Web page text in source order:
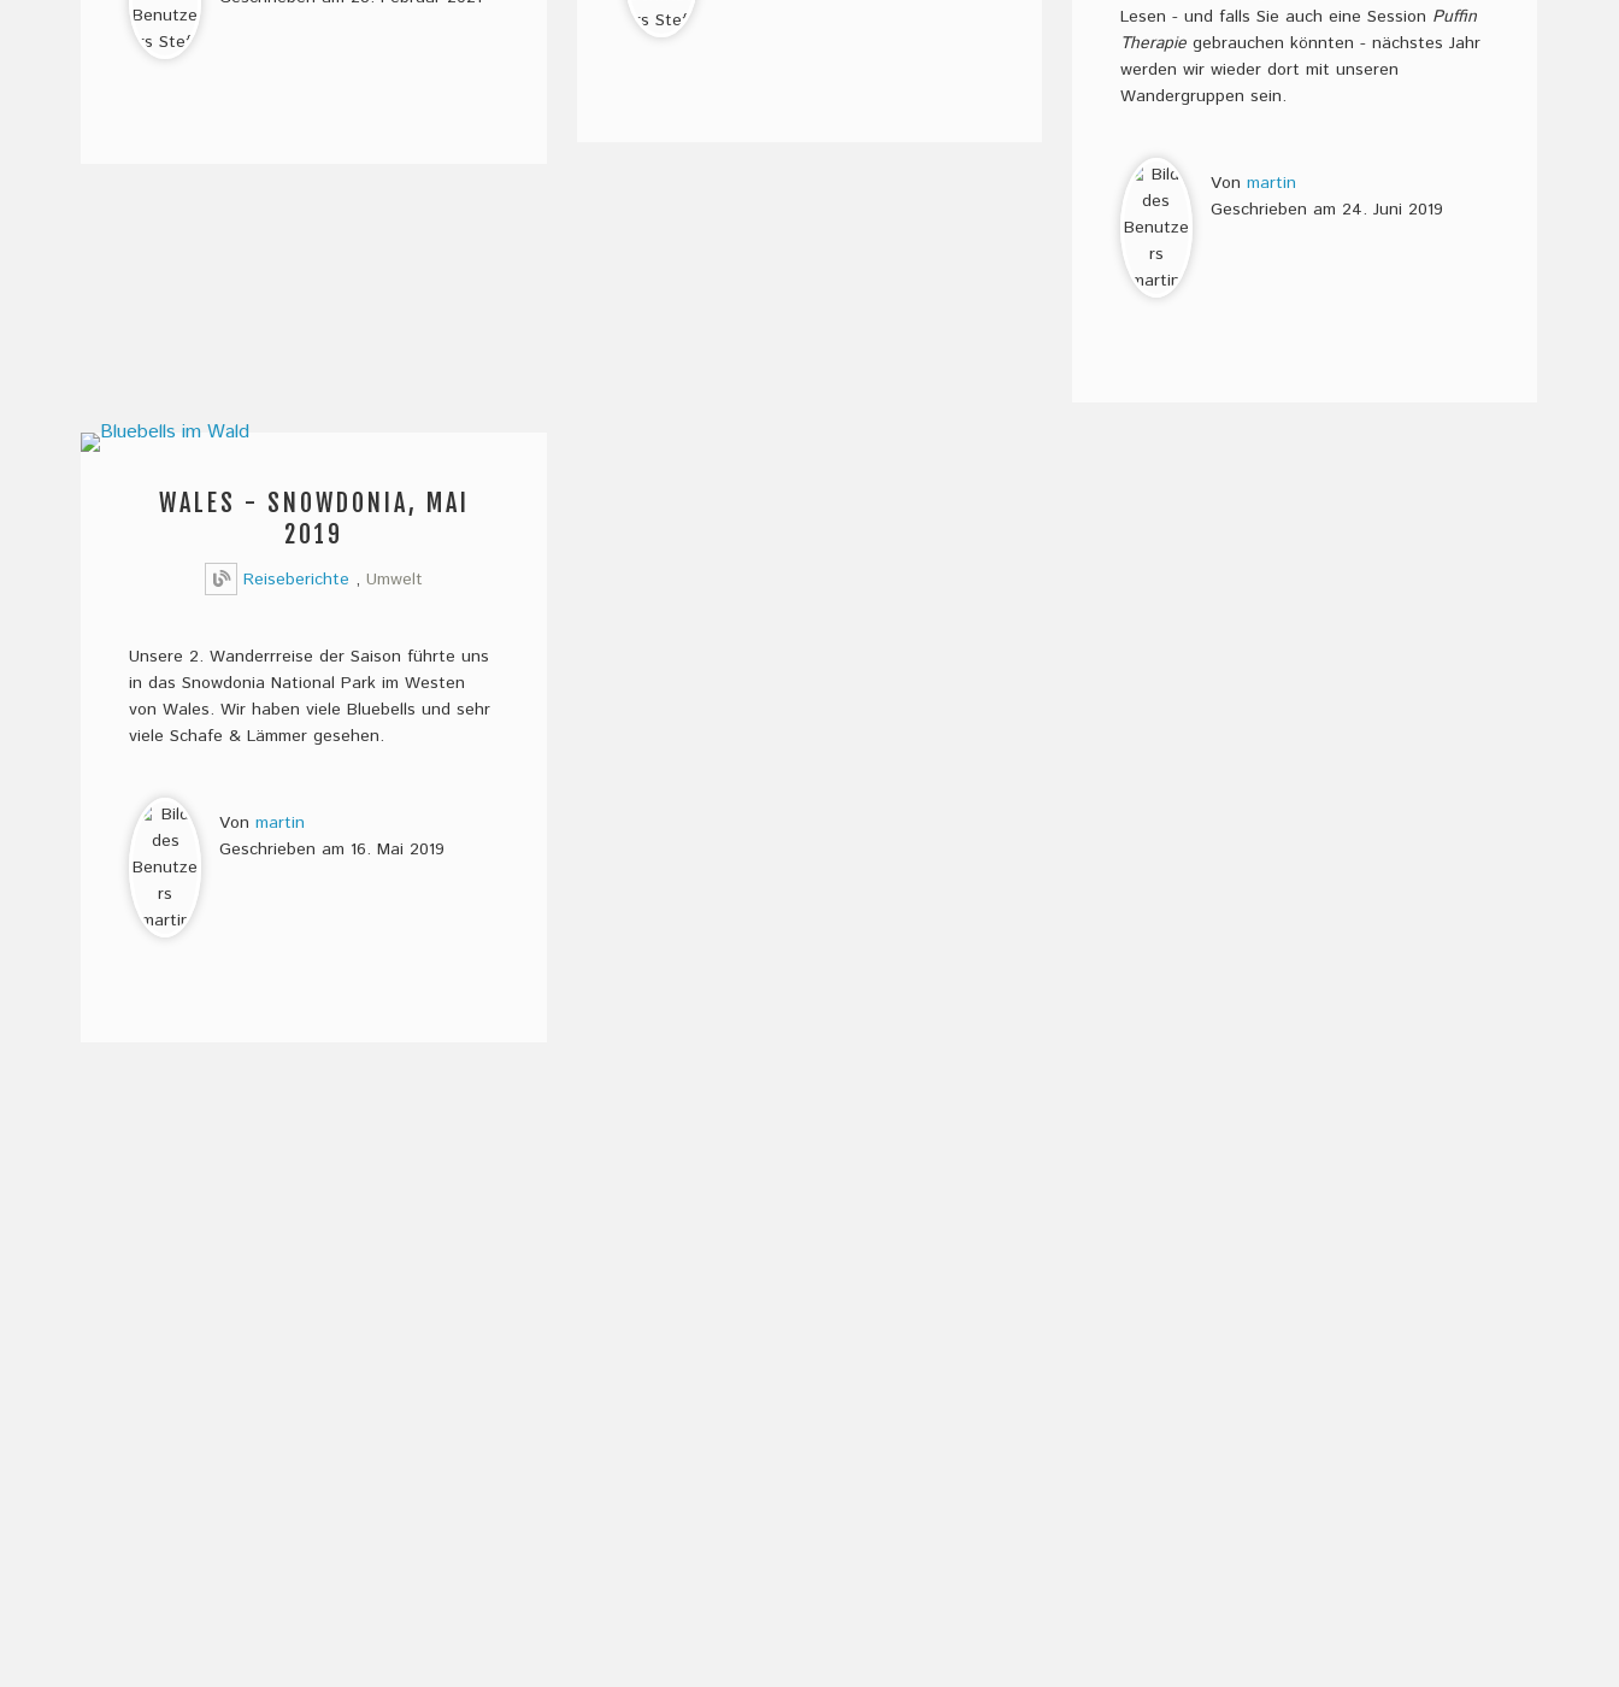
Lesen - und falls Sie auch eine Session Puffin
Therapiegebrauchen könnten - nächstes Jahr
werden wir wieder dort mit unseren
Wandergruppen sein.
Von martin
Geschrieben am 24. Juni 2019
WALES - SNOWDONIA, MAI
2019
Reiseberichte ,Umwelt
Unsere 2. Wanderrreise der Saison führte uns
in das Snowdonia National Park im Westen
von Wales. Wir haben viele Bluebells und sehr
viele Schafe & Lämmer gesehen.
Vonmartin
Geschrieben am 16. Mai 2019